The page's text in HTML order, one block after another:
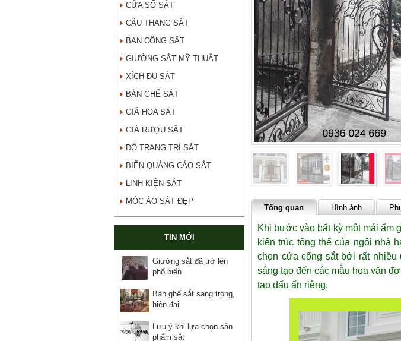
CỬA SỔ SẮT
CẦU THANG SẮT
BAN CÔNG SẮT
GIƯỜNG SẮT MỸ THUẬT
XÍCH ĐU SẮT
BÀN GHẾ SẮT
GIÁ HOA SẮT
GIÁ RƯỢU SẮT
ĐỒ TRANG TRÍ SẮT
BIỂN QUẢNG CÁO SẮT
LINH KIỆN SẮT
MÓC ÁO SẮT ĐẸP
TIN MỚI
Giường sắt đã trở lên
phổ biến
Bàn ghế sắt sang trọng,
hiện đại
Lưu ý khi lựa chọn sản
phẩm sắt
Tổng quan Hình ảnh
Khi bước vào bất kỳ một mái ấm
kiến trúc tổng thể của ngôi nhà
chọn cửa cổng sắt bởi rất
sáng tạo đến các mẫu hoa văn
tạo dấu ấn riêng.